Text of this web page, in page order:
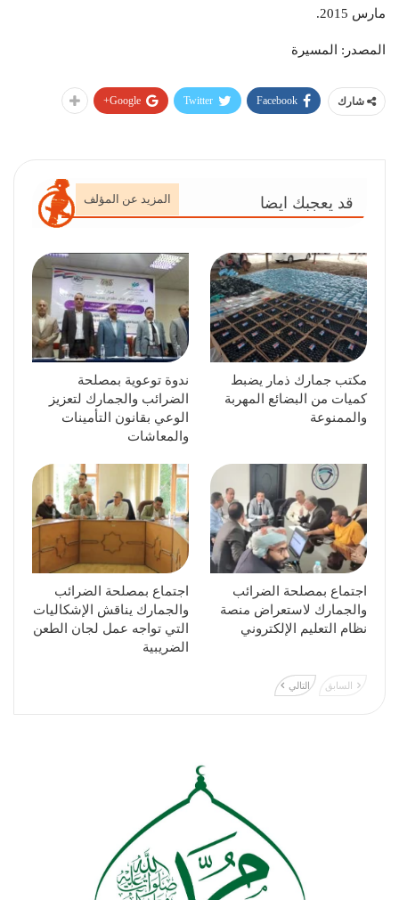
مارس 2015.
المصدر: المسيرة
شارك Facebook
Twitter
Google+
قد يعجبك ايضا المزيد عن المؤلف
مكتب جمارك ذمار يضبط
كميات من البضائع المهربة
والممنوعة
ندوة توعوية بمصلحة
الضرائب والجمارك لتعزيز
الوعي بقانون التأمينات
والمعاشات
اجتماع بمصلحة الضرائب
والجمارك لاستعراض منصة
نظام التعليم الإلكتروني
اجتماع بمصلحة الضرائب
والجمارك يناقش الإشكاليات
التي تواجه عمل لجان الطعن
الضريبية
السابق التالي